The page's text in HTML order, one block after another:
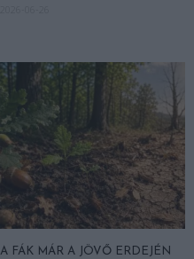
A FÁK MÁR A JÖVŐ ERDEJÉN